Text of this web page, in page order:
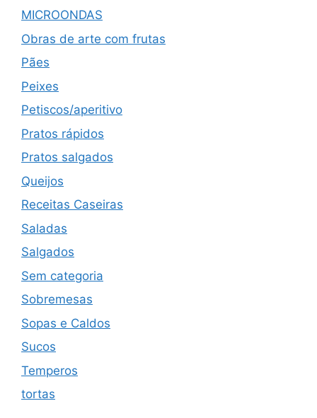
MICROONDAS
Obras de arte com frutas
Pães
Peixes
Petiscos/aperitivo
Pratos rápidos
Pratos salgados
Queijos
Receitas Caseiras
Saladas
Salgados
Sem categoria
Sobremesas
Sopas e Caldos
Sucos
Temperos
tortas